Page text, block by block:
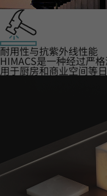
耐用性与抗紫外线性能
HIMACS是一种经过严
用于厨房和商业空间等